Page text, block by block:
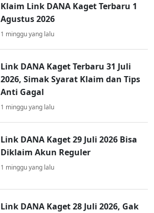
Klaim Link DANA Kaget Terbaru 1
Agustus 2026
1 minggu yang lalu
Link DANA Kaget Terbaru 31 Juli
2026, Simak Syarat Klaim dan Tips
Anti Gagal
1 minggu yang lalu
Link DANA Kaget 29 Juli 2026 Bisa
Diklaim Akun Reguler
1 minggu yang lalu
Link DANA Kaget 28 Juli 2026, Gak